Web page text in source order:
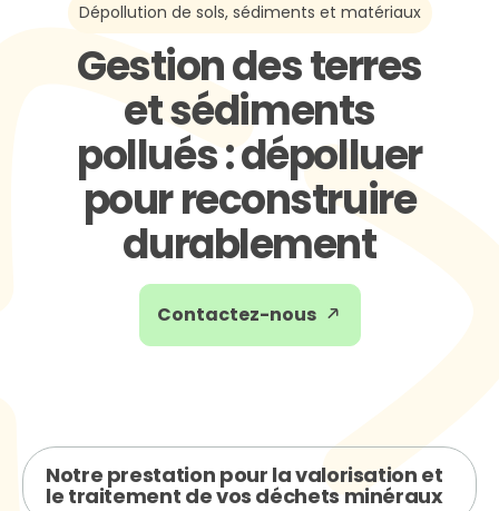
Dépollution de sols, sédiments et matériaux
Gestion des terres
et sédiments
pollués : dépolluer
pour reconstruire
durablement
Contactez-nous
Notre prestation pour la valorisation et
le traitement de vos déchets minéraux